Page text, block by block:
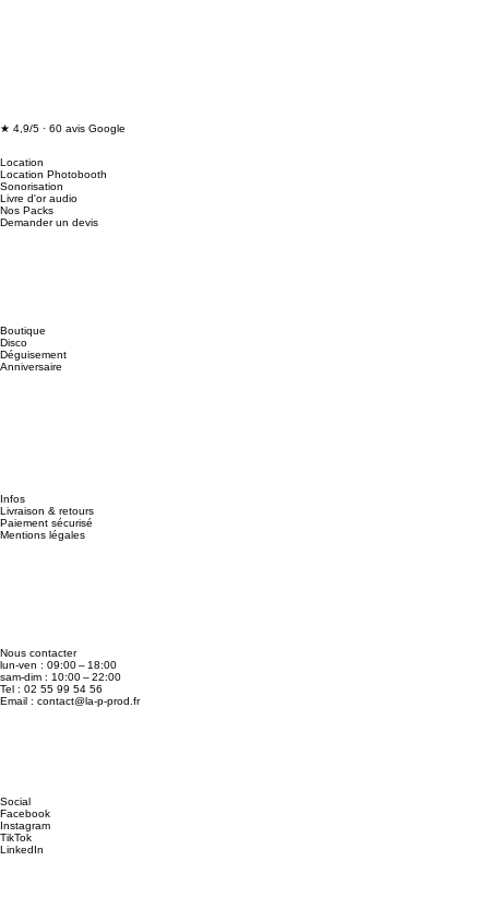
★ 4,9/5 · 60 avis Google
Boutique
Disco
Déguisement
Anniversaire
Location
Location Photobooth
Sonorisation
Livre d'or audio
Nos Packs
Demander un devis
Social
Facebook
Instagram
TikTok
LinkedIn
Infos
Livraison & retours
Paiement sécurisé
Mentions légales
Nous contacter
lun-ven : 09:00 – 18:00
sam-dim : 10:00 – 22:00
Tel : 02 55 99 54 56
Email : contact@la-p-prod.fr